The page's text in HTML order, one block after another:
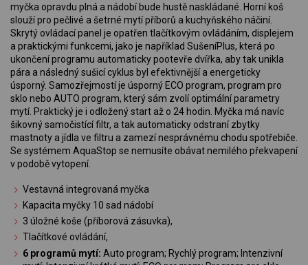
myčka opravdu plná a nádobí bude hustě naskládané. Horní koš
slouží pro pečlivé a šetrné mytí příborů a kuchyňského náčiní.
Skrytý ovládací panel je opatřen tlačítkovým ovládáním, displejem
a praktickými funkcemi, jako je například SušeníPlus, která po
ukončení programu automaticky pootevře dvířka, aby tak unikla
pára a následný sušicí cyklus byl efektivnější a energeticky
úsporný. Samozřejmostí je úsporný ECO program, program pro
sklo nebo AUTO program, který sám zvolí optimální parametry
mytí. Praktický je i odložený start až o 24 hodin. Myčka má navíc
šikovný samočistící filtr, a tak automaticky odstraní zbytky
mastnoty a jídla ve filtru a zamezí nesprávnému chodu spotřebiče.
Se systémem AquaStop se nemusíte obávat nemilého překvapení
v podobě vytopení.
Vestavná integrovaná myčka
Kapacita myčky 10 sad nádobí
3 úložné koše (příborová zásuvka),
Tlačítkové ovládání,
6 programů mytí: Auto program; Rychlý program; Intenzivní